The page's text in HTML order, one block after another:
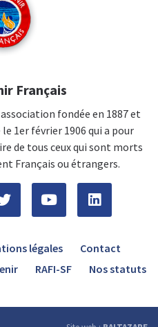
Français
fondée en 1887 et
1er février 1906 qui a pour
de tous ceux qui sont morts
Français ou étrangers.
légales
Contact
RAFI-SF Nos statuts